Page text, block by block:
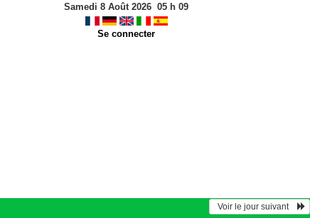
Samedi 8 Août 2026 05 h 09
Se connecter
  Voir le jour suivant